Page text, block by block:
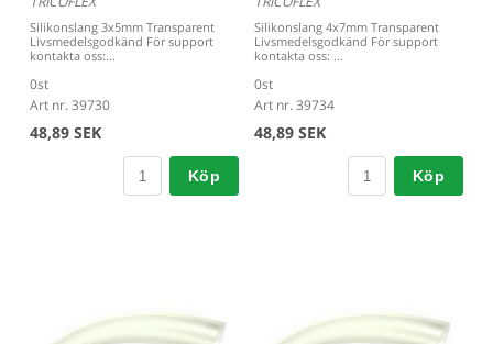
Silikonslang 3x5mm Transparent
Livsmedelsgodkänd För support
kontakta oss:...
0st
Art nr. 39730
48,89 SEK
Köp
Silikonslang 4x7mm Transparent
Livsmedelsgodkänd För support
kontakta oss: ...
0st
Art nr. 39734
48,89 SEK
Köp